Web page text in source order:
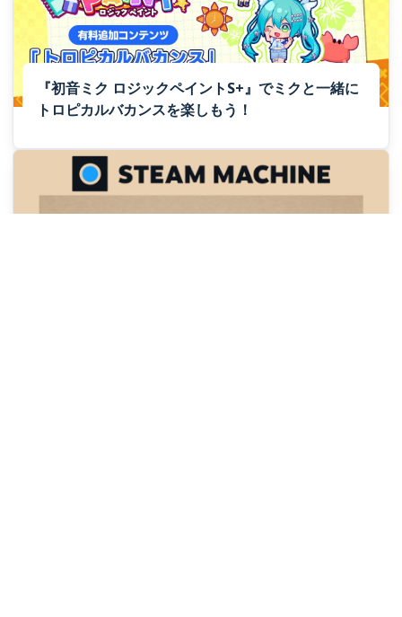
『初音ミク ロジックペイントS+』でミクと一緒に
トロピカルバカンスを楽しもう！